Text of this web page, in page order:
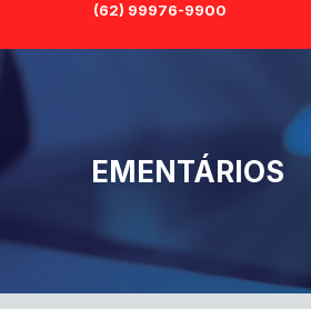
(62) 99976-9900
EMENTÁRIOS